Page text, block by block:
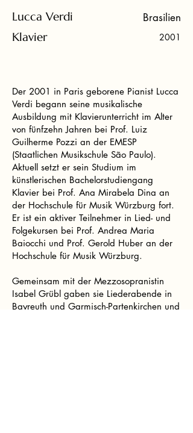
Lucca Verdi Brasilien
Klavier 2001
Der 2001 in Paris geborene Pianist Lucca
Verdi begann seine musikalische
Ausbildung mit Klavierunterricht im Alter
von fünfzehn Jahren bei Prof. Luiz
Guilherme Pozzi an der EMESP
(Staatlichen Musikschule São Paulo).
Aktuell setzt er sein Studium im
künstlerischen Bachelorstudiengang
Klavier bei Prof. Ana Mirabela Dina an
der Hochschule für Musik Würzburg fort.
Er ist ein aktiver Teilnehmer in Lied- und
Folgekursen bei Prof. Andrea Maria
Baiocchi und Prof. Gerold Huber an der
Hochschule für Musik Würzburg.
Gemeinsam mit der Mezzosopranistin
Isabel Grübl gaben sie Liederabende in
Bayreuth und Garmisch-Partenkirchen und